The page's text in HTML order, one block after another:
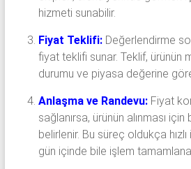
hizmeti sunabilir.
Fiyat Teklifi:Değerlendirme
fiyat teklifi sunar. Teklif, ürünün
durumu ve piyasa değerine
Anlaşma ve Randevu:Fiyat
sağlanırsa, ürünün alınması
belirlenir. Bu süreç oldukça
gün içinde bile işlem